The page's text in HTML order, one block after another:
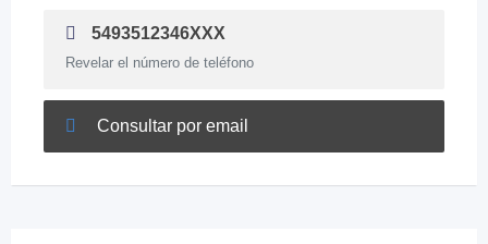
5493512346XXX
Revelar el número de teléfono
Consultar por email